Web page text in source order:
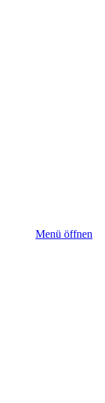
Menü öffnen